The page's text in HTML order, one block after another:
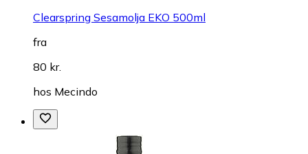
Clearspring Sesamolja EKO 500ml
fra
80 kr.
hos Mecindo